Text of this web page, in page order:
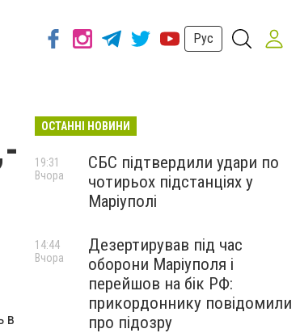
Рус
в
ОСТАННІ НОВИНИ
СБС підтвердили удари по
чотирьох підстанціях у
Маріуполі
19:31
Вчора
Дезертирував під час
оборони Маріуполя і
перейшов на бік РФ:
прикордоннику повідомили
про підозру
14:44
Вчора